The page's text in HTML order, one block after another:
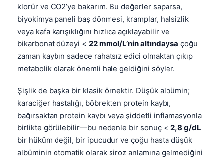
klorür ve CO2’ye bakarım. Bu değerler saparsa,
biyokimya paneli baş dönmesi, kramplar, halsizlik
veya kafa karışıklığını hızlıca açıklayabilir ve
bikarbonat düzeyi < 22 mmol/L’nin altındaysa çoğu
zaman kaybın sadece rahatsız edici olmaktan çıkıp
metabolik olarak önemli hale geldiğini söyler.
Şişlik de başka bir klasik örnektir. Düşük albümin;
karaciğer hastalığı, böbrekten protein kaybı,
bağırsaktan protein kaybı veya şiddetli inflamasyonla
birlikte görülebilir—bu nedenle bir sonuç < 2,8 g/dL
bir hüküm değil, bir ipucudur ve çoğu hasta düşük
albüminin otomatik olarak siroz anlamına gelmediğini